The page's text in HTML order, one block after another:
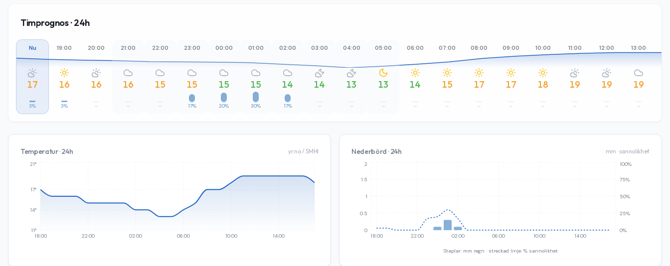
Timprognos · 24h
Nu
17
3%
19:00
16
3%
20:00
16
–
21:00
16
–
22:00
15
–
23:00
15
17%
00:00
15
20%
01:00
15
30%
02:00
14
17%
03:00
14
–
04:00
13
–
05:00
13
–
06:00
14
–
07:00
15
–
08:00
17
–
09:00
17
–
10:00
18
–
11:00
19
–
12:00
19
–
13:00
19
–
Temperatur · 24h yr.no / SMHI
18:00 22:00 02:00 06:00 10:00 14:00
11°
14°
17°
21°
Nederbörd · 24h mm · sannolikhet
18:00 22:00 02:00 06:00 10:00 14:00
0
0.5
1
1.5
2
0%
25%
50%
75%
100%
Staplar: mm regn · streckad linje: % sannolikhet